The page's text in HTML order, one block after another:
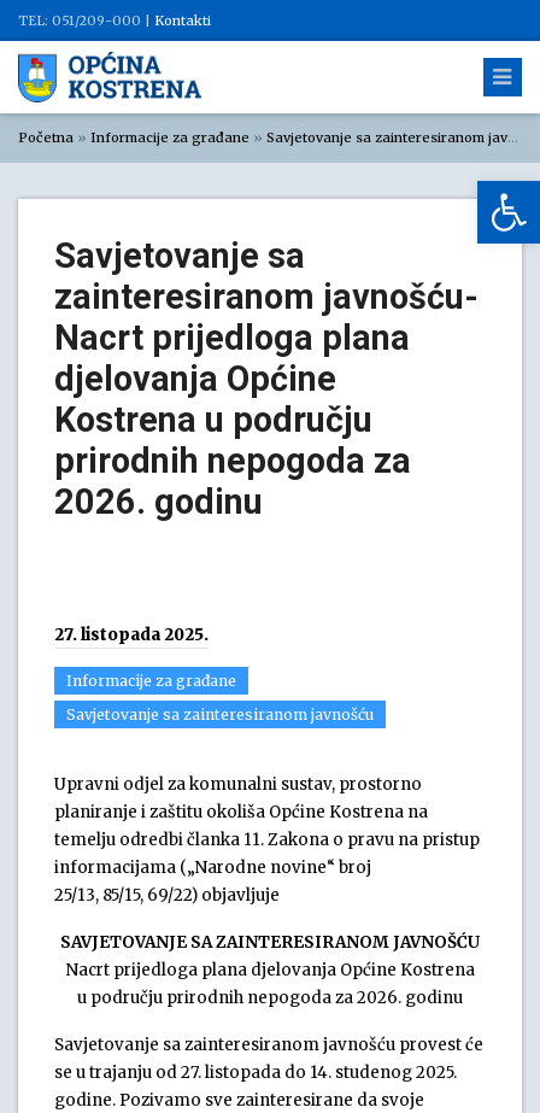
TEL: 051/209-000 | Kontakti
Početna » Informacije za građane » Savjetovanje sa zainteresiranom javnošću
Savjetovanje sa
zainteresiranom javnošću-
Nacrt prijedloga plana
djelovanja Općine
Kostrena u području
prirodnih nepogoda za
2026. godinu
27. listopada 2025.
Informacije za građane
Savjetovanje sa zainteresiranom javnošću
Upravni odjel za komunalni sustav, prostorno
planiranje i zaštitu okoliša Općine Kostrena na
temelju odredbi članka 11. Zakona o pravu na pristup
informacijama („Narodne novine“ broj
25/13, 85/15, 69/22) objavljuje
SAVJETOVANJE SA ZAINTERESIRANOM JAVNOŠĆU
Nacrt prijedloga plana djelovanja Općine Kostrena
u području prirodnih nepogoda za 2026. godinu
Savjetovanje sa zainteresiranom javnošću provest će
se u trajanju od 27. listopada do 14. studenog 2025.
godine. Pozivamo sve zainteresirane da svoje